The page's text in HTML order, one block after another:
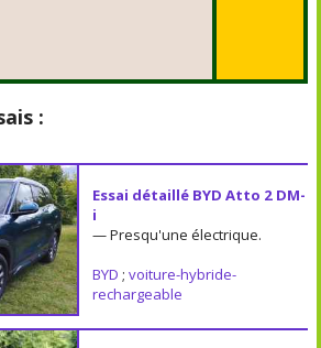
:
Essai détaillé BYD Atto 2 DM-
i
— Presqu'une électrique.
BYD ; voiture-hybride-
rechargeable